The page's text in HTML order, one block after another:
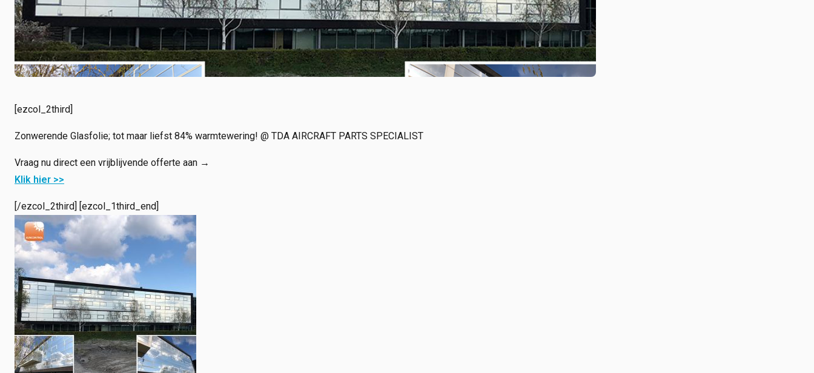
[ezcol_2third]
Zonwerende Glasfolie; tot maar liefst 84% warmtewering! @ TDA AIRCRAFT PARTS SPECIALIST
Vraag nu direct een vrijblijvende offerte aan →
Klik hier >>
[/ezcol_2third] [ezcol_1third_end]